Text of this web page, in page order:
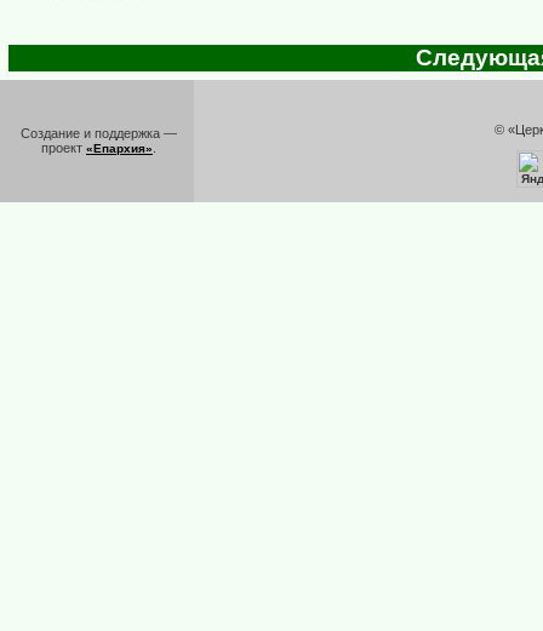
Создание и поддержка —
проект «Епархия»
©